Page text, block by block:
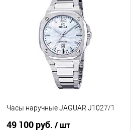
Купить в 1 клик
К сравнению
В избранное
В наличии
Часы наручные JAGUAR J1027/1
49 100 руб. / шт